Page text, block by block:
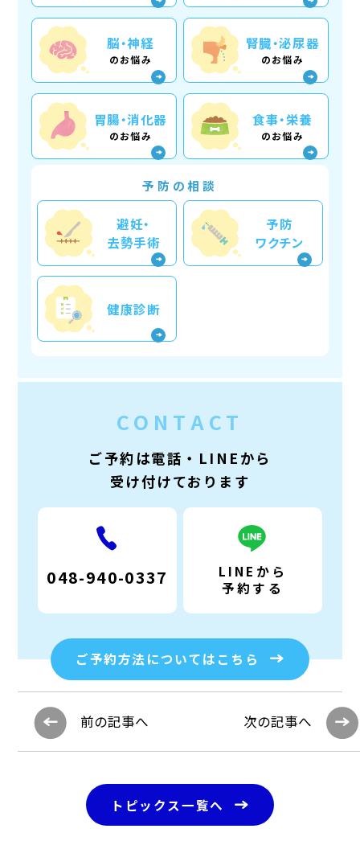
脳・神経
のお悩み
腎臓・泌尿器
のお悩み
胃腸・消化器
のお悩み
食事・栄養
のお悩み
予防の相談
避妊・
去勢手術
予防
ワクチン
健康診断
CONTACT
ご予約は電話・LINEから
受け付けております
048-940-0337
LINEから
予約する
ご予約方法についてはこちら
前の記事へ 次の記事へ
トピックス一覧へ